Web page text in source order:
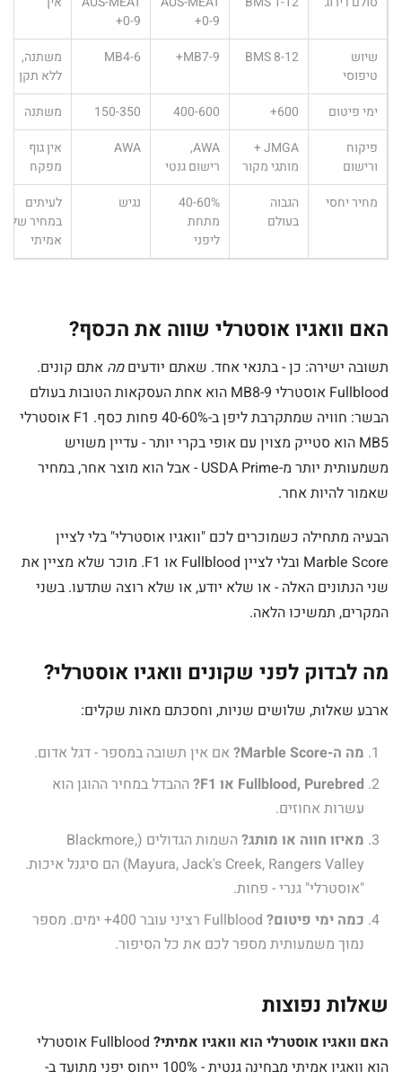
0-9+
0-9+
שיוש
טיפוסי
BMS 8-12
MB7-9+
MB4-6
משתנה,
ללא תקן
ימי פיטום
600+
400-600
150-350
משתנה
פיקוח
ורישום
JMGA +
מותגי מקור
AWA,
רישום גנטי
AWA
אין גוף
מפקח
מחיר יחסי
הגבוה
בעולם
40-60%
מתחת
ליפני
נגיש
לעיתים
במחיר של
אמיתי
האם וואגיו אוסטרלי שווה את הכסף?
תשובה ישירה: כן - בתנאי אחד. שאתם יודעיםמה אתם קונים.
Fullblood אוסטרלי MB8-9 הוא אחת העסקאות הטובות בעולם
הבשר: חוויה שמתקרבת ליפן ב-40-60% פחות כסף. F1 אוסטרלי
MB5 הוא סטייק מצוין עם אופי בקרי יותר - עדיין משויש
משמעותית יותר מ-USDA Prime - אבל הוא מוצר אחר, במחיר
שאמור להיות אחר.
הבעיה מתחילה כשמוכרים לכם "וואגיו אוסטרלי" בלי לציין
Marble Score ובלי לציין Fullblood או F1. מוכר שלא מציין את
שני הנתונים האלה - או שלא יודע, או שלא רוצה שתדעו. בשני
המקרים, תמשיכו הלאה.
מה לבדוק לפני שקונים וואגיו אוסטרלי?
ארבע שאלות, שלושים שניות, וחסכתם מאות שקלים:
מה ה-Marble Score?
אם אין תשובה במספר - דגל אדום.
Fullblood, Purebred או F1?
ההבדל במחיר ההוגן הוא
עשרות אחוזים.
מאיזו חווה או מותג?
השמות הגדולים (Blackmore,
Mayura, Jack's Creek, Rangers Valley) הם סיגנל איכות.
"אוסטרלי" גנרי - פחות.
כמה ימי פיטום?
Fullblood רציני עובר 400+ ימים. מספר
נמוך משמעותית מספר לכם את כל הסיפור.
שאלות נפוצות
האם וואגיו אוסטרלי הוא וואגיו אמיתי?
Fullblood אוסטרלי
הוא וואגיו אמיתי מבחינה גנטית - 100% ייחוס יפני מתועד ב-